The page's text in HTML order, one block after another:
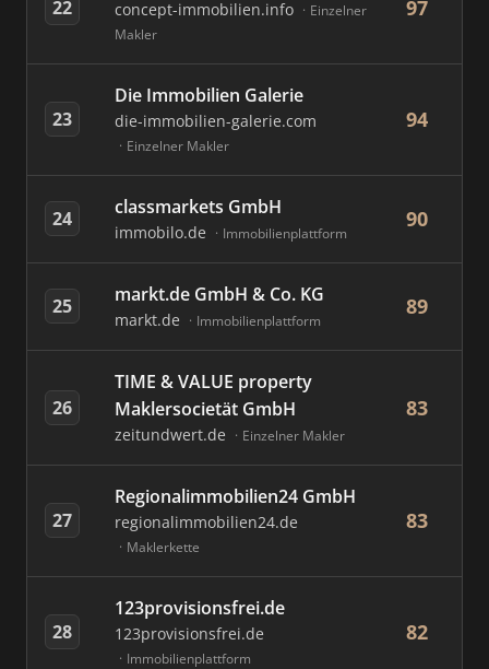
22 concept-immobilien.info
Einzelner
Makler
97
23
Die Immobilien Galerie
die-immobilien-galerie.com
Einzelner Makler
94
24 classmarkets GmbH
immobilo.de Immobilienplattform
90
25 markt.de GmbH & Co. KG
markt.de Immobilienplattform
89
26
TIME & VALUE property
Maklersocietät GmbH
zeitundwert.de Einzelner Makler
83
27
Regionalimmobilien24 GmbH
regionalimmobilien24.de
Maklerkette
83
28
123provisionsfrei.de
123provisionsfrei.de
Immobilienplattform
82